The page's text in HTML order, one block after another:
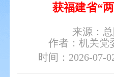
获福建省“
来源：
作者：机关党
时间：2026-07-